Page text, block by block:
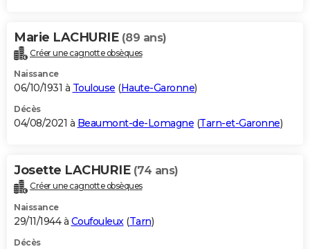
Marie LACHURIE (89 ans)
Créer une cagnotte obsèques
Naissance
06/10/1931 à Toulouse (Haute-Garonne)
Décès
04/08/2021 à Beaumont-de-Lomagne (Tarn-et-Garonne)
Josette LACHURIE (74 ans)
Créer une cagnotte obsèques
Naissance
29/11/1944 à Coufouleux(Tarn)
Décès